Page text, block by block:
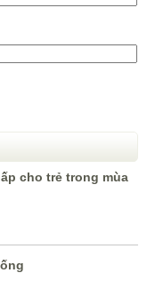
cho trẻ trong mùa